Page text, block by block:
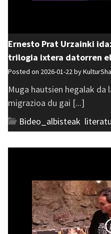
Ernesto Prat Urzainki
trilogia ixtera datorren
Posted on 2026-01-22 by
Muga hautsien hegalak da
migrazioa du gai [...]
Bideo_albisteak